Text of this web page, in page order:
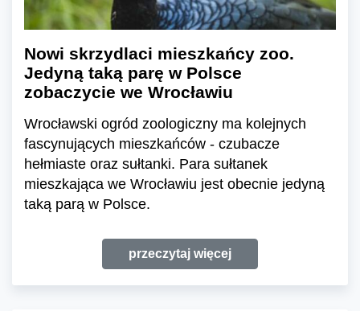
Nowi skrzydlaci mieszkańcy zoo.
Jedyną taką parę w Polsce
zobaczycie we Wrocławiu
Wrocławski ogród zoologiczny ma kolejnych
fascynujących mieszkańców - czubacze
hełmiaste oraz sułtanki. Para sułtanek
mieszkająca we Wrocławiu jest obecnie jedyną
taką parą w Polsce.
przeczytaj więcej